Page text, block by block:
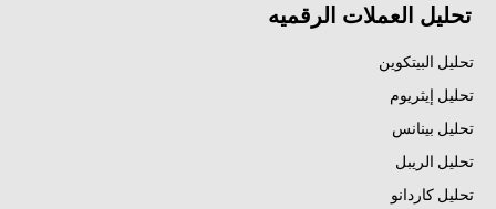
تحليل العملات الرقميه
تحليل البيتكوين
تحليل إيثريوم
تحليل بينانس
تحليل الريبل
تحليل كاردانو